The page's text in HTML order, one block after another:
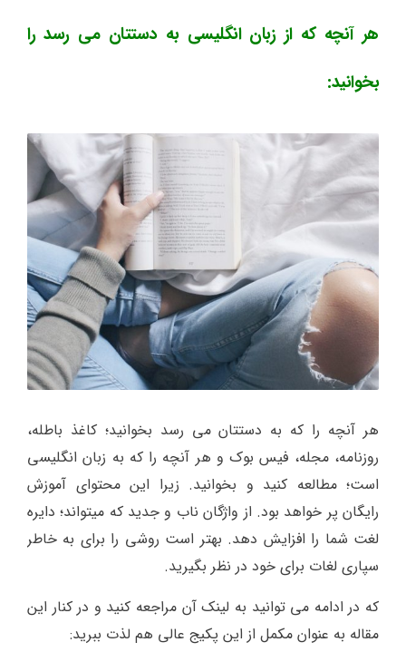
هر آنچه که از زبان انگلیسی به دستتان می رسد را
بخوانید:
هر آنچه را که به دستتان می رسد بخوانید؛ کاغذ باطله،
روزنامه، مجله، فیس بوک و هر آنچه را که به زبان انگلیسی
است؛ مطالعه کنید و بخوانید. زیرا این محتوای آموزش
رایگان پر خواهد بود. از واژگان ناب و جدید که میتواند؛ دایره
لغت شما را افزایش دهد. بهتر است روشی را برای به خاطر
سپاری لغات برای خود در نظر بگیرید.
که در ادامه می توانید به لینک آن مراجعه کنید و در کنار این
مقاله به عنوان مکمل از این پکیج عالی هم لذت ببرید: